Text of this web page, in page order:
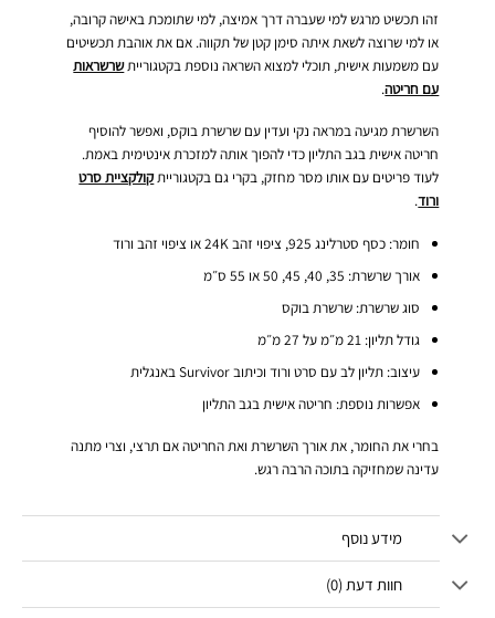
זהו תכשיט מרגש למי שעברה דרך אמיצה, למי שתומכת באישה קרובה,
או למי שרוצה לשאת איתה סימן קטן של תקווה. אם את אוהבת תכשיטים
עם משמעות אישית, תוכלי למצוא השראה נוספת בקטגורייתשרשראות
עם חריטה.
השרשרת מגיעה במראה נקי ועדין עם שרשרת בוקס, ואפשר להוסיף
חריטה אישית בגב התליון כדי להפוך אותה למזכרת אינטימית באמת.
לעוד פריטים עם אותו מסר מחזק, בקרי גם בקטגורייתקולקציית סרט
ורוד.
חומר: כסף סטרלינג 925, ציפוי זהב 24K או ציפוי זהב ורוד
אורך שרשרת: 35, 40, 45, 50 או 55 ס״מ
סוג שרשרת: שרשרת בוקס
גודל תליון: 21 מ״מ על 27 מ״מ
עיצוב: תליון לב עם סרט ורוד וכיתוב Survivor באנגלית
אפשרות נוספת: חריטה אישית בגב התליון
בחרי את החומר, את אורך השרשרת ואת החריטה אם תרצי, וצרי מתנה
עדינה שמחזיקה בתוכה הרבה רגש.
מידע נוסף
חוות דעת (0)